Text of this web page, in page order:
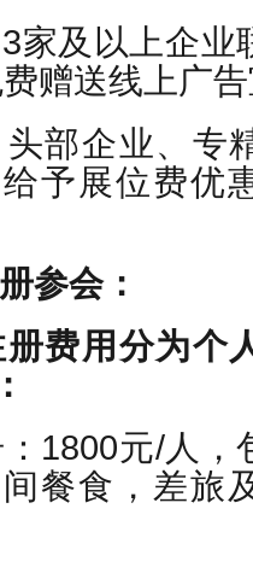
家及以上企业
赠送线上广
部企业、专
予展位费优
参会：
费用分为个
1800元/人，
餐食，差旅